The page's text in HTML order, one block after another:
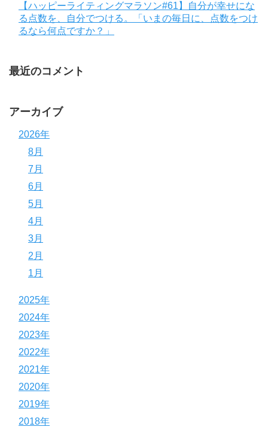
【ハッピーライティングマラソン#61】自分が幸せにな
る点数を、自分でつける。「いまの毎日に、点数をつけ
るなら何点ですか？」
最近のコメント
アーカイブ
2026年
8月
7月
6月
5月
4月
3月
2月
1月
2025年
2024年
2023年
2022年
2021年
2020年
2019年
2018年